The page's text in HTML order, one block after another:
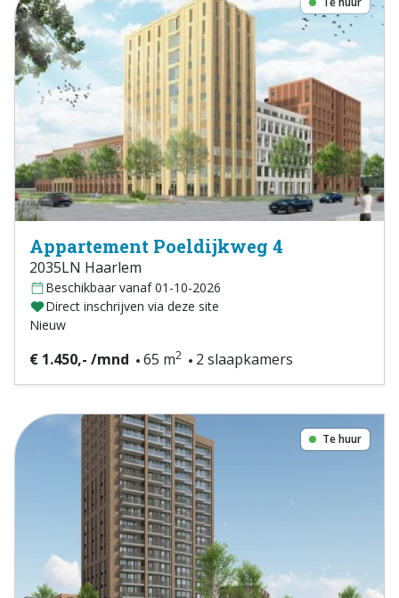
Appartement Poeldijkweg 4
2035LN Haarlem
Beschikbaar vanaf 01-10-2026
Direct inschrijven via deze site
Nieuw
€ 1.450,- /mnd 65 m2 2 slaapkamers
Te huur